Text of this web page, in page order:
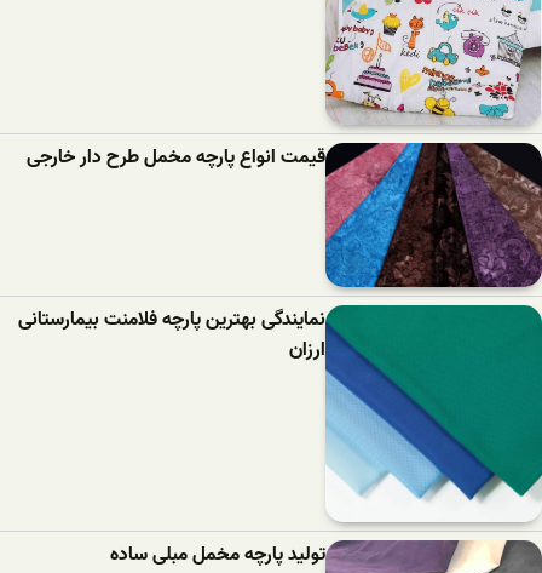
قیمت انواع پارچه مخمل طرح دار خارجی
نمایندگی بهترین پارچه فلامنت بیمارستانی
ارزان
تولید پارچه مخمل مبلی ساده